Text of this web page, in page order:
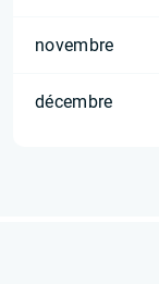
novembre
décembre